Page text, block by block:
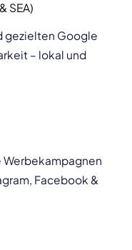
SEA)
gezielten Google
– lokal und
Facebook &